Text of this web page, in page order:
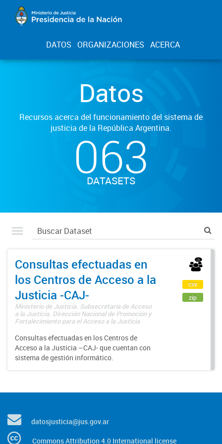
DATOS ORGANIZACIONES ACERCA
Datos
Recursos acerca del funcionamiento del sistema de
justicia de la República Argentina.
063
DATASETS
Consultas efectuadas en
los Centros de Acceso a la
Justicia -CAJ-
Ministerio de Justicia. Subsecretaría de Acceso
a la Justicia. Dirección Nacional de Promoción y
Fortalecimiento para el Acceso a la Justicia
Consultas efectuadas en los Centros de
Acceso a la Justicia –CAJ- que cuentan con
sistema de gestión informático.
csv
zip
datosjusticia@jus.gov.ar
Commons Attribution 4.0 International license